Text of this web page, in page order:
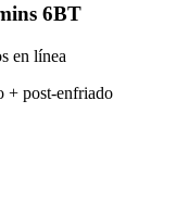
6BT
en línea
+ post-enfriado